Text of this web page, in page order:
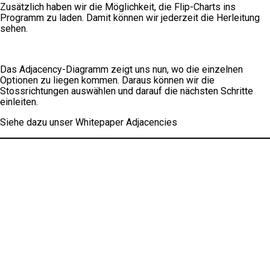
Zusätzlich haben wir die Möglichkeit, die Flip-Charts ins
Programm zu laden. Damit können wir jederzeit die Herleitung
sehen.
Das Adjacency-Diagramm zeigt uns nun, wo die einzelnen
Optionen zu liegen kommen. Daraus können wir die
Stossrichtungen auswählen und darauf die nächsten Schritte
einleiten.
Siehe dazu unser Whitepaper Adjacencies